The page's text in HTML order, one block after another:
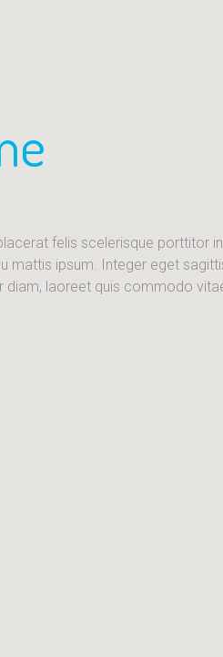
felis scelerisque porttitor
mattis ipsum. Integer eget
laoreet quis commodo